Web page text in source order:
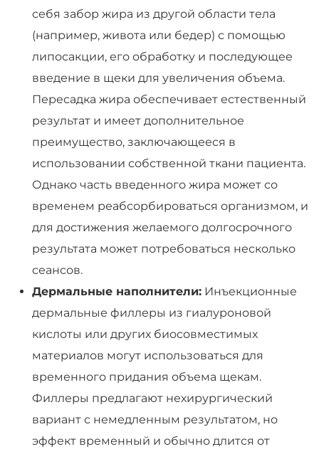
себя забор жира из другой области тела
(например, живота или бедер) с помощью
липосакции, его обработку и последующее
введение в щеки для увеличения объема.
Пересадка жира обеспечивает естественный
результат и имеет дополнительное
преимущество, заключающееся в
использовании собственной ткани пациента.
Однако часть введенного жира может со
временем реабсорбироваться организмом, и
для достижения желаемого долгосрочного
результата может потребоваться несколько
сеансов.
Дермальные наполнители: Инъекционные
дермальные филлеры из гиалуроновой
кислоты или других биосовместимых
материалов могут использоваться для
временного придания объема щекам.
Филлеры предлагают нехирургический
вариант с немедленным результатом, но
эффект временный и обычно длится от